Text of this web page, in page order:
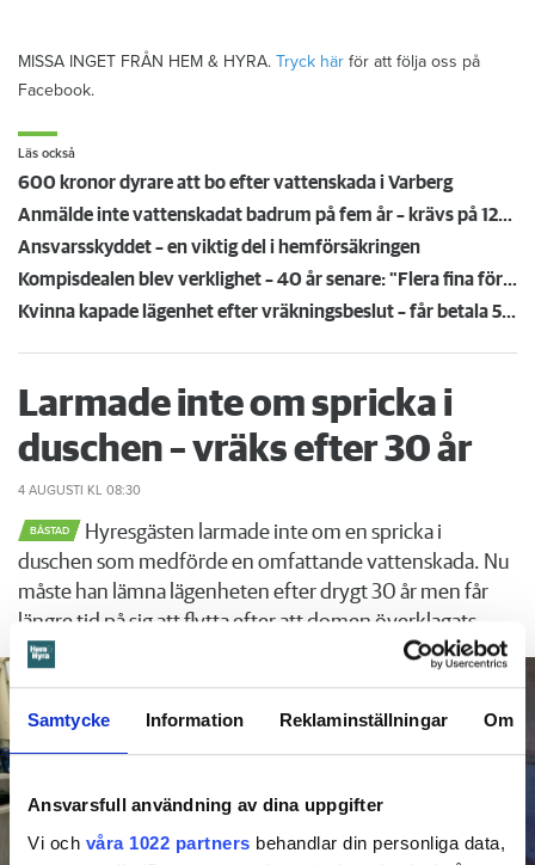
Samtycke Information Reklaminställningar Om
Ansvarsfull användning av dina uppgifter
Vi och våra 1022 partners behandlar din personliga data,
MISSA INGET FRÅN HEM & HYRA. Tryck här för att följa oss på
Facebook.
Läs också
600 kronor dyrare att bo efter vattenskada i Varberg
Anmälde inte vattenskadat badrum på fem år – krävs på 125 000 kronor
Ansvarsskyddet – en viktig del i hemförsäkringen
Kompisdealen blev verklighet – 40 år senare: "Flera fina fördelar med att dela bostad"
Kvinna kapade lägenhet efter vräkningsbeslut – får betala 50 000
Larmade inte om spricka i
duschen – vräks efter 30 år
4 AUGUSTI KL 08:30
BÅSTAD
Hyresgästen larmade inte om en spricka i
duschen som medförde en omfattande vattenskada. Nu
måste han lämna lägenheten efter drygt 30 år men får
längre tid på sig att flytta efter att domen överklagats.